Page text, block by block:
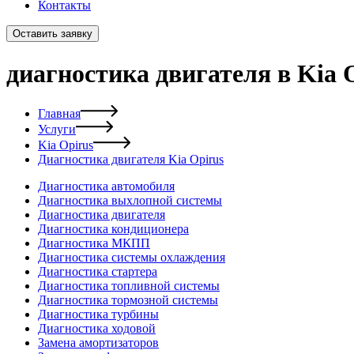
Контакты
Оставить заявку
диагностика двигателя в Kia
Главная
Услуги
Kia Opirus
Диагностика двигателя Kia Opirus
Диагностика автомобиля
Диагностика выхлопной системы
Диагностика двигателя
Диагностика кондиционера
Диагностика МКПП
Диагностика системы охлаждения
Диагностика стартера
Диагностика топливной системы
Диагностика тормозной системы
Диагностика турбины
Диагностика ходовой
Замена амортизаторов